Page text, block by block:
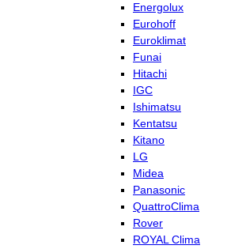
Energolux
Eurohoff
Euroklimat
Funai
Hitachi
IGC
Ishimatsu
Kentatsu
Kitano
LG
Midea
Panasonic
QuattroClima
Rover
ROYAL Clima